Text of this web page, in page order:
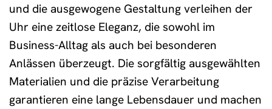
und die ausgewogene Gestaltung verleihen der
Uhr eine zeitlose Eleganz, die sowohl im
Business-Alltag als auch bei besonderen
Anlässen überzeugt. Die sorgfältig ausgewählten
Materialien und die präzise Verarbeitung
garantieren eine lange Lebensdauer und machen